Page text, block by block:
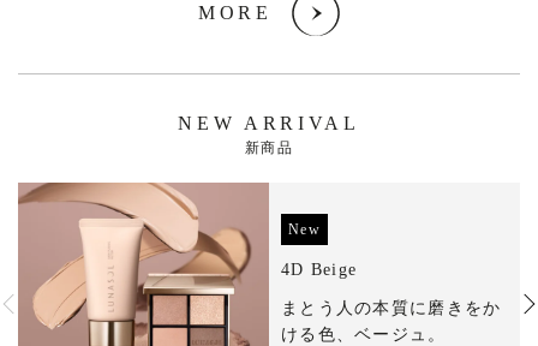
MORE
NEW ARRIVAL
新商品
New
4D Beige
まとう​人の​本質に​磨きを​か
ける​色、​ベージュ。​